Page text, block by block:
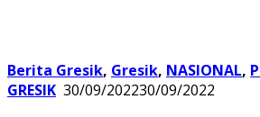
Berita Gresik, Gresik, NASIONAL,
GRESIK 30/09/202230/09/2022